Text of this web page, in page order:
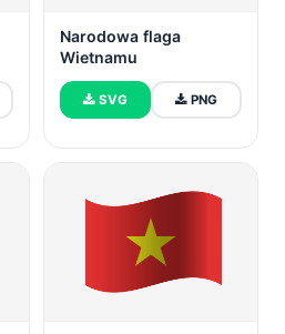
Narodowa flaga
Wietnamu
SVG PNG